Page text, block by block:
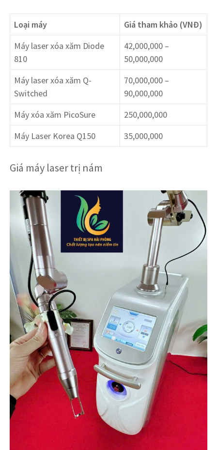
Loại máy
Giá tham khảo (VNĐ)
Máy laser xóa xăm Diode
810
42,000,000 –
50,000,000
Máy laser xóa xăm Q-
Switched
70,000,000 –
90,000,000
Máy xóa xăm PicoSure
250,000,000
Máy Laser Korea Q150
35,000,000
Giá máy laser trị nám